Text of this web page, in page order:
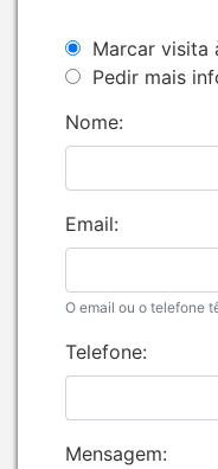
Marcar visita
Pedir mais
Nome:
Email:
O email ou o telefone
Telefone:
Mensagem: